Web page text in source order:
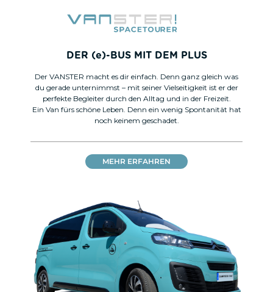
DER (e)-BUS MIT DEM PLUS
Der VANSTER macht es dir einfach. Denn ganz gleich was
du gerade unternimmst – mit seiner Vielseitigkeit ist er der
perfekte ­Begleiter durch den Alltag und in der Freizeit.
Ein Van fürs schöne Leben. Denn ein wenig Spontanität hat
noch keinem geschadet.
MEHR ERFAHREN